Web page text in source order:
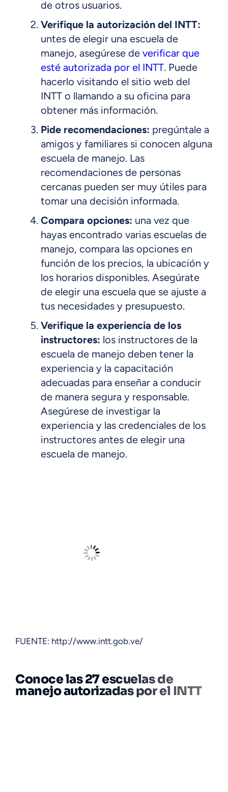
de otros usuarios.
Verifique la autorización del INTT:
untes de elegir una escuela de
manejo, asegúrese de verificar que
esté autorizada por el INTT. Puede
hacerlo visitando el sitio web del
INTT o llamando a su oficina para
obtener más información.
Pide recomendaciones: pregúntale a
amigos y familiares si conocen alguna
escuela de manejo. Las
recomendaciones de personas
cercanas pueden ser muy útiles para
tomar una decisión informada.
Compara opciones: una vez que
hayas encontrado varias escuelas de
manejo, compara las opciones en
función de los precios, la ubicación y
los horarios disponibles. Asegúrate
de elegir una escuela que se ajuste a
tus necesidades y presupuesto.
Verifique la experiencia de los
instructores: los instructores de la
escuela de manejo deben tener la
experiencia y la capacitación
adecuadas para enseñar a conducir
de manera segura y responsable.
Asegúrese de investigar la
experiencia y las credenciales de los
instructores antes de elegir una
escuela de manejo.
FUENTE: http://www.intt.gob.ve/
Conoce las 27 escuelas de
manejo autorizadas por el INTT